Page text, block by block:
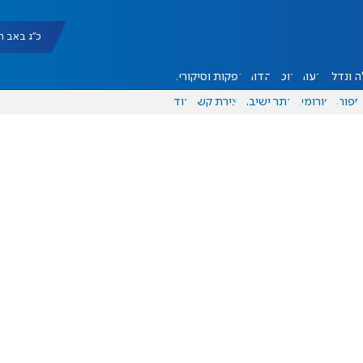
כ"ג באב תשפ"ו
ונדל"ן דעות אוכל יהדות הפקות וסיקורים
ספורט פורומים אתר ישיבה יצירת קשר עוד